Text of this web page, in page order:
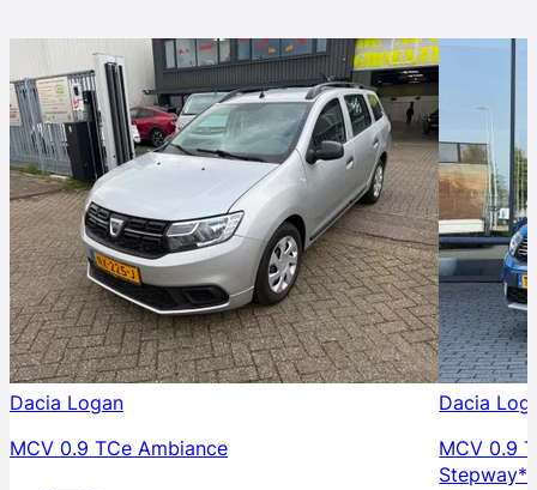
Dacia Logan
MCV 0.9 TCe Ambiance
Dacia
MCV 0.9